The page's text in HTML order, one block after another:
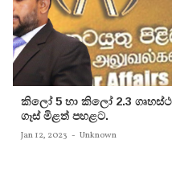
කිලෝ 5 හා කිලෝ 2.3 ගෘහස්ථ
ගෑස් මිළත් පහළට.
Jan 12, 2023 - Unknown